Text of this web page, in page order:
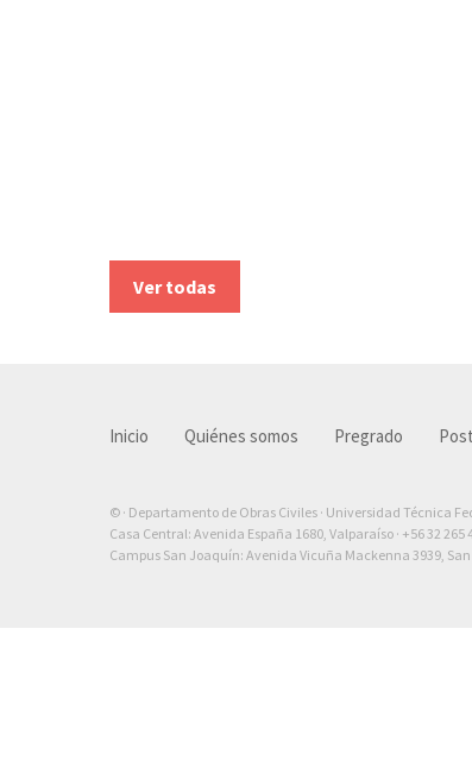
Ver todas
Inicio Quiénes somos Pregrado
© · Departamento de Obras Civiles · Universidad Técnica
Casa Central: Avenida España 1680, Valparaíso · +56 32 265
Campus San Joaquín: Avenida Vicuña Mackenna 3939,